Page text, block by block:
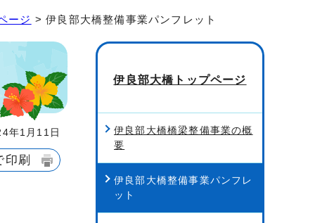
ージ > 伊良部大橋整備事業パンフレット
1月11日
印刷
伊良部大橋トップページ
伊良部大橋橋梁整備事業の概
要
伊良部大橋整備事業パンフレ
ット